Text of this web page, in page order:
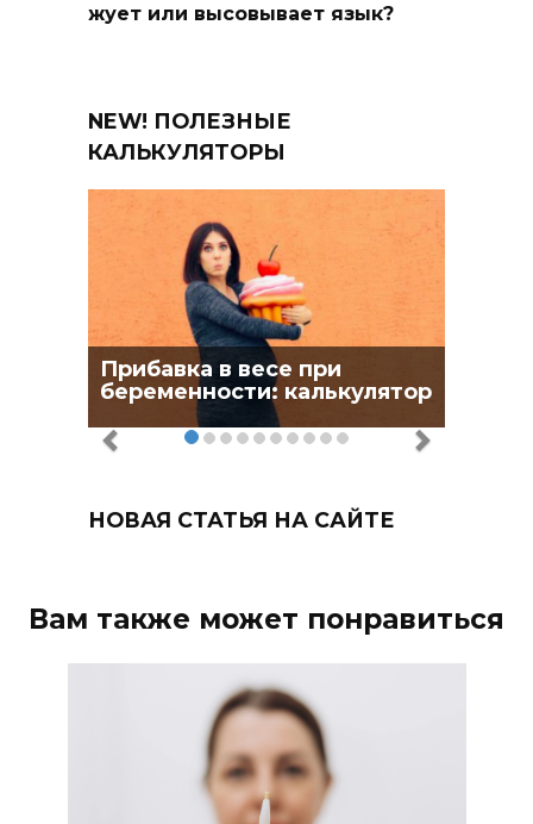
жует или высовывает язык?
NEW! ПОЛЕЗНЫЕ
КАЛЬКУЛЯТОРЫ
Прибавка в весе при
беременности: калькулятор
НОВАЯ СТАТЬЯ НА САЙТЕ
Вам также может понравиться